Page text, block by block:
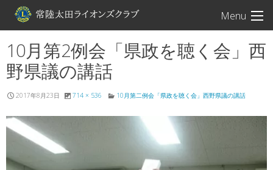
Menu
常陸太田ライオン
10月第2例会「県政を聴く会」西
野県議の講話
2017年8月23日 714 × 536 10月第二例会「県政を聴く会」西野県議の講話